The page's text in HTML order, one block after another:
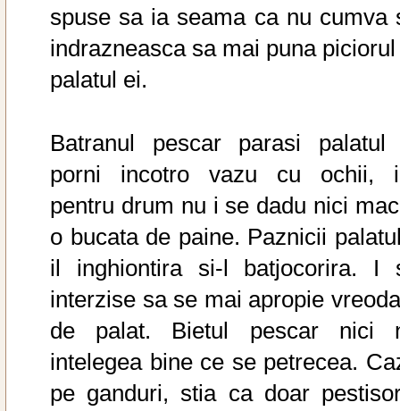
spuse sa ia seama ca nu cumva
indrazneasca sa mai puna
palatul ei.
Batranul pescar parasi palatul
porni incotro vazu cu ochii,
pentru drum nu i se dadu nici
o bucata de paine. Paznicii
il inghiontira si-l batjocorira. I
interzise sa se mai apropie
de palat. Bietul pescar nici
intelegea bine ce se petrecea.
pe ganduri, stia ca doar